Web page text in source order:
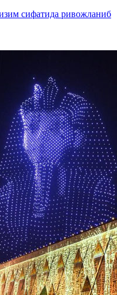
сифатида ривожланиб